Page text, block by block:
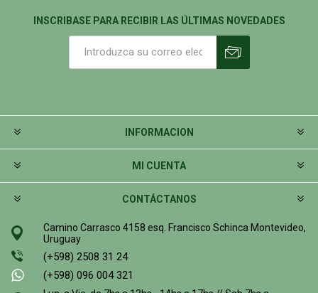
INSCRIBASE PARA RECIBIR LAS ÚLTIMAS NOVEDADES
INFORMACION
MI CUENTA
CONTÁCTANOS
Camino Carrasco 4158 esq. Francisco Schinca Montevideo,
Uruguay
(+598) 2508 31 24
(+598) 096 004 321